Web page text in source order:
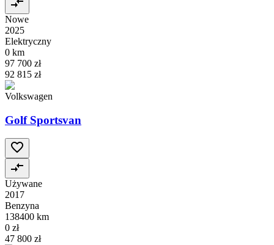
Nowe
2025
Elektryczny
0 km
97 700 zł
92 815 zł
Volkswagen
Golf Sportsvan
Używane
2017
Benzyna
138400 km
0 zł
47 800 zł